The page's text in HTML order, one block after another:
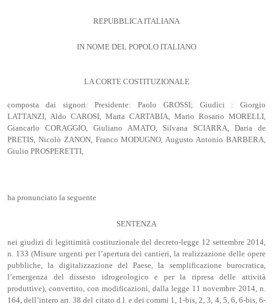
REPUBBLICA ITALIANA
IN NOME DEL POPOLO ITALIANO
LA CORTE COSTITUZIONALE
composta dai signori: Presidente: Paolo GROSSI; Giudici : Giorgio
LATTANZI, Aldo CAROSI, Marta CARTABIA, Mario Rosario MORELLI,
Giancarlo CORAGGIO, Giuliano AMATO, Silvana SCIARRA, Daria de
PRETIS, Nicolò ZANON, Franco MODUGNO, Augusto Antonio BARBERA,
Giulio PROSPERETTI,
ha pronunciato la seguente
SENTENZA
nei giudizi di legittimità costituzionale del decreto-legge 12 settembre 2014,
n. 133 (Misure urgenti per l’apertura dei cantieri, la realizzazione delle opere
pubbliche, la digitalizzazione del Paese, la semplificazione burocratica,
l’emergenza del dissesto idrogeologico e per la ripresa delle attività
produttive), convertito, con modificazioni, dalla legge 11 novembre 2014, n.
164, dell’intero art. 38 del citato d.l. e dei commi 1, 1-bis, 2, 3, 4, 5, 6, 6-bis, 6-